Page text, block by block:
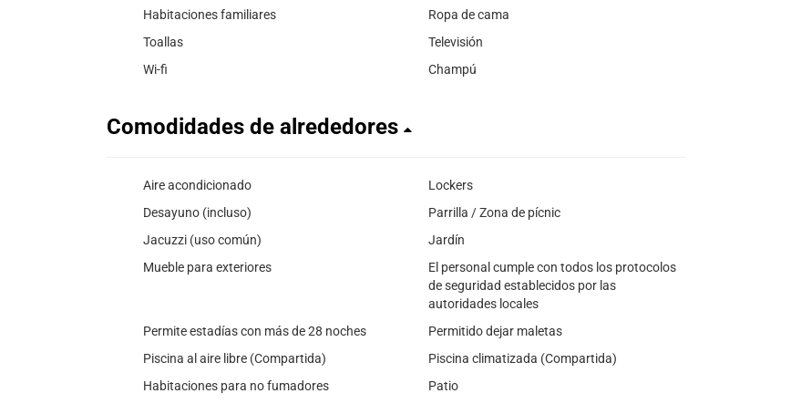
Habitaciones familiares
Ropa de cama
Toallas
Televisión
Wi-fi
Champú
Comodidades de alrededores
Aire acondicionado
Lockers
Desayuno (incluso)
Parrilla / Zona de pícnic
Jacuzzi (uso común)
Jardín
Mueble para exteriores
El personal cumple con todos los protocolos
de seguridad establecidos por las
autoridades locales
Permite estadías con más de 28 noches
Permitido dejar maletas
Piscina al aire libre (Compartida)
Piscina climatizada (Compartida)
Habitaciones para no fumadores
Patio